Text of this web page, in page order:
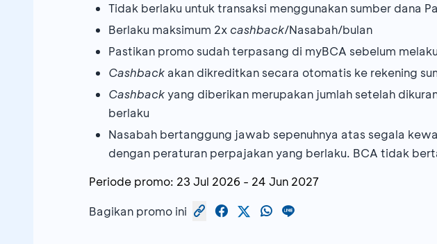
Tidak berlaku untuk transaksi menggunakan sumber dana
Berlaku maksimum 2x cashback/Nasabah/bulan
Pastikan promo sudah terpasang di myBCA sebelum
Cashback akan dikreditkan secara otomatis ke rekening
Cashbackyang diberikan merupakan jumlah setelah
berlaku
Nasabah bertanggung jawab sepenuhnya atas segala
dengan peraturan perpajakan yang berlaku. BCA tidak
Periode promo: 23 Jul 2026 - 24 Jun 2027
Bagikan promo ini